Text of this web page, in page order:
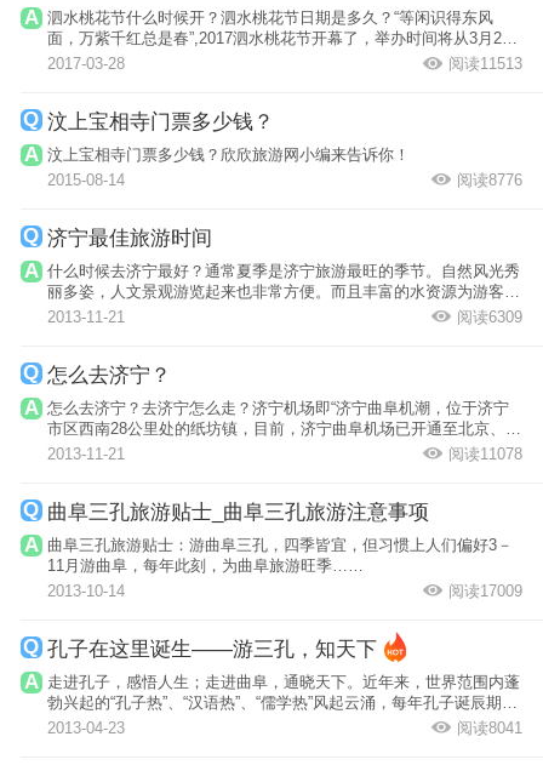
泗水桃花节什么时候开？泗水桃花节日期是多久？“等闲识得东风
面，万紫千红总是春”,2017泗水桃花节开幕了，举办时间将从3月25
日持续到4月1...
2017-03-28 阅读11513
汶上宝相寺门票多少钱？
汶上宝相寺门票多少钱？欣欣旅游网小编来告诉你！
2015-08-14
阅读8776
济宁最佳旅游时间
什么时候去济宁最好？通常夏季是济宁旅游最旺的季节。自然风光秀
丽多姿，人文景观游览起来也非常方便。而且丰富的水资源为游客游
泳、嬉水提...
2013-11-21 阅读6309
怎么去济宁？
怎么去济宁？去济宁怎么走？济宁机场即“济宁曲阜机潮，位于济宁
市区西南28公里处的纸坊镇，目前，济宁曲阜机场已开通至北京、上
海、广州、...
2013-11-21 阅读11078
曲阜三孔旅游贴士_曲阜三孔旅游注意事项
曲阜三孔旅游贴士：游曲阜三孔，四季皆宜，但习惯上人们偏好3－
11月游曲阜，每年此刻，为曲阜旅游旺季……
2013-10-14
阅读17009
孔子在这里诞生——游三孔，知天下
走进孔子，感悟人生；走进曲阜，通晓天下。近年来，世界范围内蓬
勃兴起的“孔子热”、“汉语热”、“儒学热”风起云涌，每年孔子诞辰期间
举...
2013-04-23 阅读8041